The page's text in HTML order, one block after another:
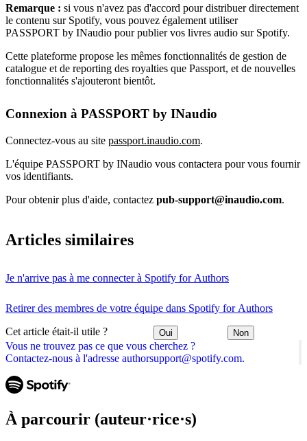
Vous ne trouvez pas ce que vous cherchez ?
Contactez-nous à l'adresse authorsupport@spotify.com.
Remarque : si vous n'avez pas d'accord pour distribuer directement
le contenu sur Spotify, vous pouvez également utiliser
PASSPORT by INaudio pour publier vos livres audio sur Spotify.
Cette plateforme propose les mêmes fonctionnalités de gestion de
catalogue et de reporting des royalties que Passport, et de nouvelles
fonctionnalités s'ajouteront bientôt.
Connexion à PASSPORT by INaudio
Connectez-vous au site passport.inaudio.com.
L'équipe PASSPORT by INaudio vous contactera pour vous fournir
vos identifiants.
Pour obtenir plus d'aide, contactez pub-support@inaudio.com.
Articles similaires
Je n'arrive pas à me connecter à Spotify for Authors
Retirer des membres de votre équipe dans Spotify for Authors
Cet article était-il utile ? Oui Non
À parcourir (auteur·rice·s)